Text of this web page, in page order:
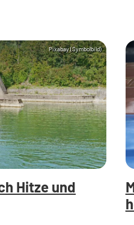
Pixabay (Symbolbild)
Hitze und